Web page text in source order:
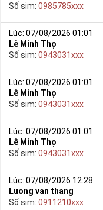
Số sim: 0985785xxx
Lúc: 07/08/2026 01:01
Lê Minh Thọ
Số sim: 0943031xxx
Lúc: 07/08/2026 01:01
Lê Minh Thọ
Số sim: 0943031xxx
Lúc: 07/08/2026 01:01
Lê Minh Thọ
Số sim: 0943031xxx
Lúc: 07/08/2026 12:28
Luong van thang
Số sim: 0911210xxx